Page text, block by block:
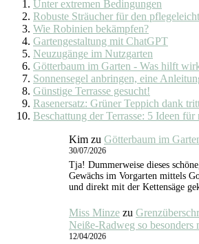
Unter extremen Bedingungen
Robuste Sträucher für den
Wie Robinien bekämpfen?
Gartengestaltung mit ChatGPT
Neuzugänge im Nutzgarten
Götterbaum im Garten - Was hilft
Sonnensegel anbringen, eine
Günstige Terrasse gesucht!
Rasenersatz: Grüner Teppich dank
Beschattung der Terrasse: 5 Ideen für
Kim zu Götterbaum im
30/07/2026
Tja! Dummerweise dieses
Gewächs im Vorgarten mittels
und direkt mit der Kettensäge
Miss Minze zu
Neiße-Radweg so besonders
12/04/2026